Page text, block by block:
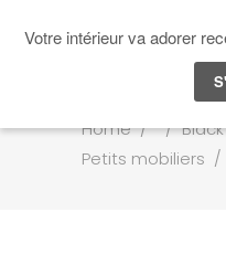
Home//
Petits mobiliers /